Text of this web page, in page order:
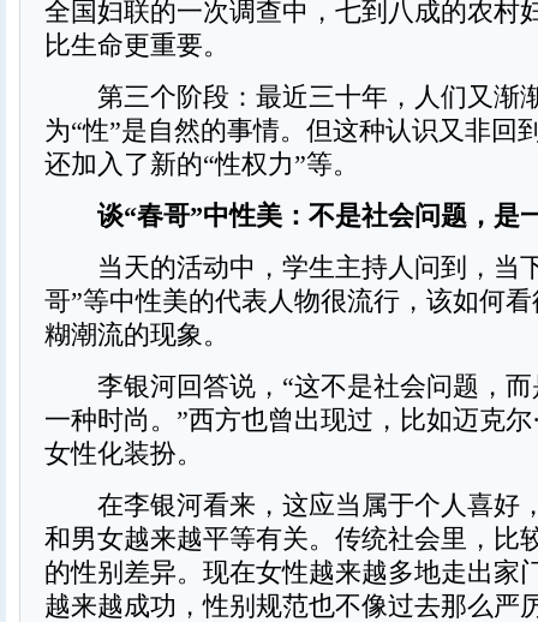
全国妇联的一次调查中，七到八成的农村
比生命更重要。
第三个阶段：最近三十年，人们又渐
为“性”是自然的事情。但这种认识又非回
还加入了新的“性权力”等。
谈“春哥”中性美：不是社会问题，是
当天的活动中，学生主持人问到，当
哥”等中性美的代表人物很流行，该如何
糊潮流的现象。
李银河回答说，“这不是社会问题，而
一种时尚。”西方也曾出现过，比如迈克尔
女性化装扮。
在李银河看来，这应当属于个人喜好
和男女越来越平等有关。传统社会里，比
的性别差异。现在女性越来越多地走出家
越来越成功，性别规范也不像过去那么严